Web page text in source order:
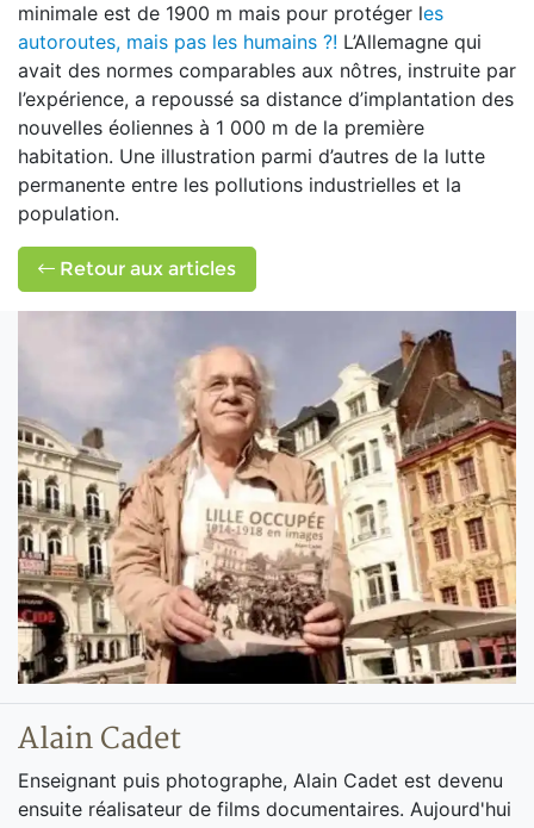
minimale est de 1900 m mais pour protéger les
autoroutes, mais pas les humains ?! L’Allemagne qui
avait des normes comparables aux nôtres, instruite par
l’expérience, a repoussé sa distance d’implantation des
nouvelles éoliennes à 1 000 m de la première
habitation. Une illustration parmi d’autres de la lutte
permanente entre les pollutions industrielles et la
population.
Retour aux articles
Alain Cadet
Enseignant puis photographe, Alain Cadet est devenu
ensuite réalisateur de films documentaires. Aujourd'hui